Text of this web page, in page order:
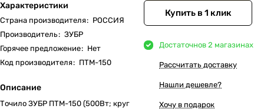
Характеристики
Страна производителя: РОССИЯ
Производитель: ЗУБР
Горячее предложение: Нет
Код производителя: ПТМ-150
Описание
Точило ЗУБР ПТМ-150 (500Вт; круг
Купить в 1 клик
Достаточнов 2 магазинах
Рассчитать доставку
Нашли дешевле?
Хочу в подарок